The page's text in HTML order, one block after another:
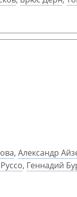
, Александр
, Геннадий